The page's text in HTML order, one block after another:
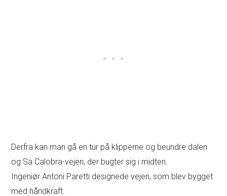
Derfra kan man gå en tur på klipperne og beundre dalen
og Sa Calobra-vejen, der bugter sig i midten.
Ingeniør Antoni Paretti designede vejen, som blev bygget
med håndkraft.